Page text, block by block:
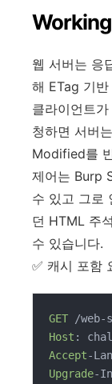
웹 서버는 응
해 ETag 기
클라이언트
청하면 서버
Modified를
제어는 Burp
수 있고 그로
던 HTML 주
수 있습니다.
✅ 캐시 포함
GET /web-
Host :
Accept-
Upgrade-